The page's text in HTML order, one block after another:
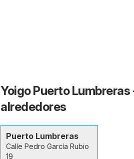
Yoigo Puerto
alrededores
Puerto Lumbreras
Calle Pedro García Rubio
19